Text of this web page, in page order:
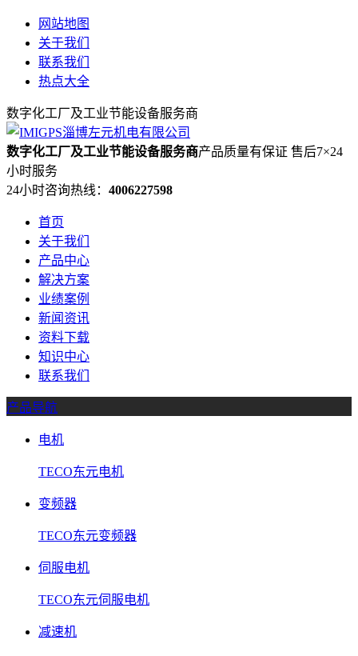
网站地图
关于我们
联系我们
热点大全
数字化工厂及工业节能设备服务商
数字化工厂及工业节能设备服务商产品质量有保证 售后7×24
小时服务
24小时咨询热线： 4006227598
首页
关于我们
产品中心
解决方案
业绩案例
新闻资讯
资料下载
知识中心
联系我们
产品导航
电机
TECO东元电机
变频器
TECO东元变频器
伺服电机
TECO东元伺服电机
减速机